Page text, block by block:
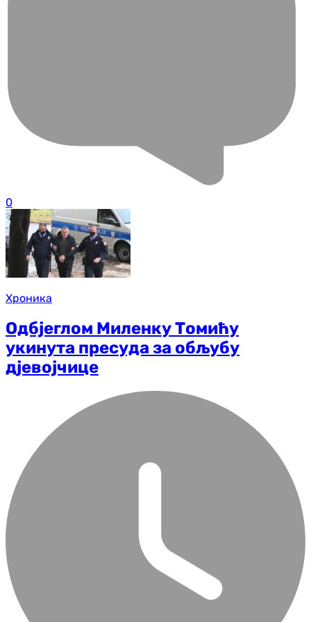
0
Хроника
Одбјеглом Миленку Томићу
укинута пресуда за обљубу
дјевојчице